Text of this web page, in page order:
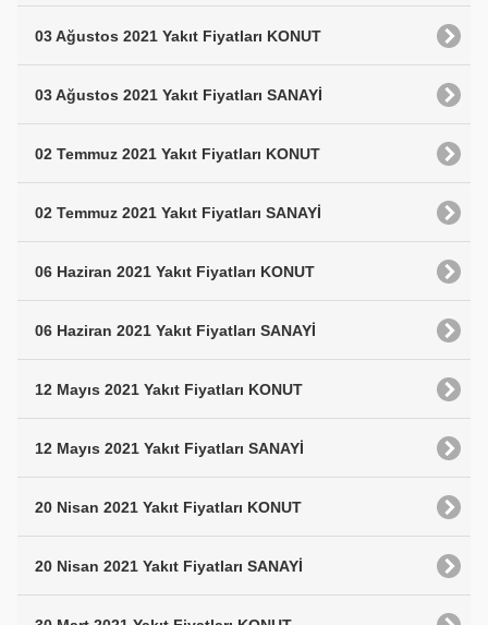
03 Ağustos 2021 Yakıt Fiyatları KONUT
03 Ağustos 2021 Yakıt Fiyatları SANAYİ
02 Temmuz 2021 Yakıt Fiyatları KONUT
02 Temmuz 2021 Yakıt Fiyatları SANAYİ
06 Haziran 2021 Yakıt Fiyatları KONUT
06 Haziran 2021 Yakıt Fiyatları SANAYİ
12 Mayıs 2021 Yakıt Fiyatları KONUT
12 Mayıs 2021 Yakıt Fiyatları SANAYİ
20 Nisan 2021 Yakıt Fiyatları KONUT
20 Nisan 2021 Yakıt Fiyatları SANAYİ